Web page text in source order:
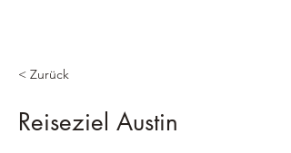
< Zurück
Reiseziel Austin